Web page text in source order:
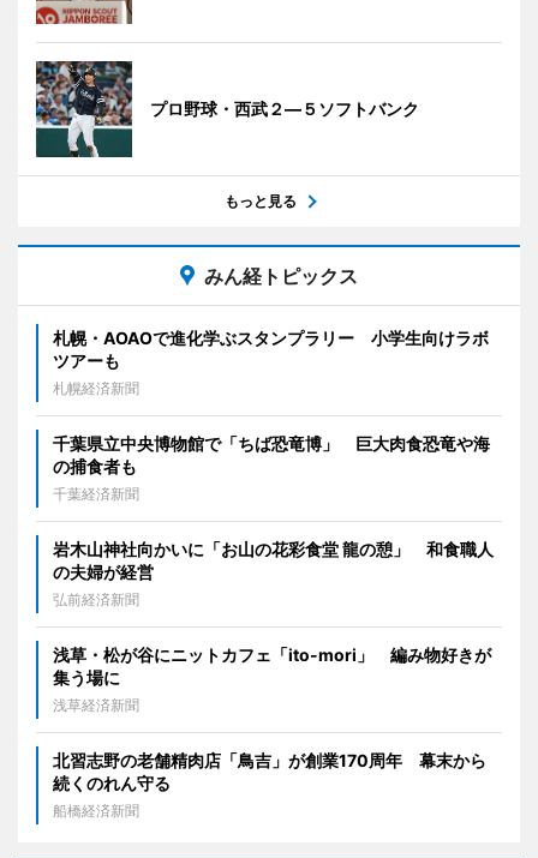
プロ野球・西武２―５ソフトバンク
もっと見る
みん経トピックス
札幌・AOAOで進化学ぶスタンプラリー 小学生向けラボ
ツアーも
札幌経済新聞
千葉県立中央博物館で「ちば恐竜博」 巨大肉食恐竜や海
の捕食者も
千葉経済新聞
岩木山神社向かいに「お山の花彩食堂 龍の憩」 和食職人
の夫婦が経営
弘前経済新聞
浅草・松が谷にニットカフェ「ito-mori」 編み物好きが
集う場に
浅草経済新聞
北習志野の老舗精肉店「鳥吉」が創業170周年 幕末から
続くのれん守る
船橋経済新聞